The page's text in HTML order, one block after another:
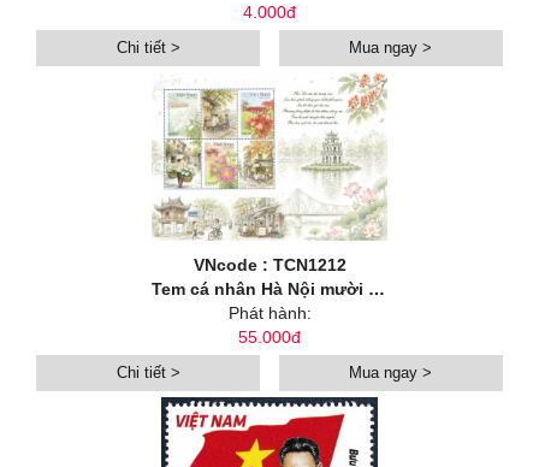
4.000đ
Chi tiết > Mua ngay >
VNcode : TCN1212
Tem cá nhân Hà Nội mười hai mùa hoa: Hoa mùa hạ
Phát hành:
55.000đ
Chi tiết > Mua ngay >